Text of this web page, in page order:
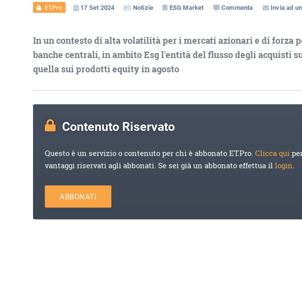
ET.Pro 17 Set 2024 Notizie ESG Market Commenta Invia ad
In un contesto di alta volatilità per i mercati azionari e di forza
banche centrali, in ambito Esg l'entità del flusso degli acquisti
quella sui prodotti equity in agosto
Contenuto Riservato
Questo è un servizio o contenuto per chi è abbonato ET.Pro.Clicca qui
vantaggi riservati agli abbonati. Se sei già un abbonato effettua illogin.
ABBONATI